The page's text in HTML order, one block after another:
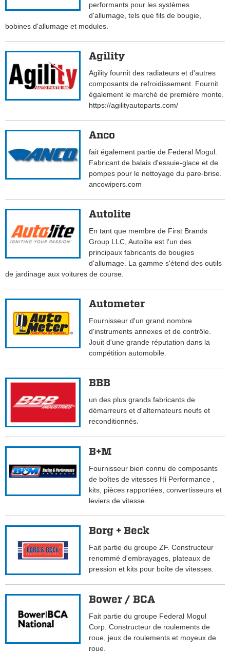
performants pour les systèmes
d'allumage, tels que fils de bougie,
bobines d'allumage et modules.
Agility
Agility fournit des radiateurs et d'autres
composants de refroidissement. Fournit
également le marché de première monte.
https://agilityautoparts.com/
Anco
fait également partie de Federal Mogul.
Fabricant de balais d'essuie-glace et de
pompes pour le nettoyage du pare-brise.
ancowipers.com
Autolite
En tant que membre de First Brands
Group LLC, Autolite est l'un des
principaux fabricants de bougies
d'allumage. La gamme s'étend des outils
de jardinage aux voitures de course.
Autometer
Fournisseur d'un grand nombre
d'instruments annexes et de contrôle.
Jouit d'une grande réputation dans la
compétition automobile.
BBB
un des plus grands fabricants de
démarreurs et d'alternateurs neufs et
reconditionnés.
B+M
Fournisseur bien connu de composants
de boîtes de vitesses Hi Performance ,
kits, pièces rapportées, convertisseurs et
leviers de vitesse.
Borg + Beck
Fait partie du groupe ZF. Constructeur
renommé d'embrayages, plateaux de
pression et kits pour boîte de vitesses.
Bower / BCA
Fait partie du groupe Federal Mogul
Corp. Constructeur de roulements de
roue, jeux de roulements et moyeux de
roue.